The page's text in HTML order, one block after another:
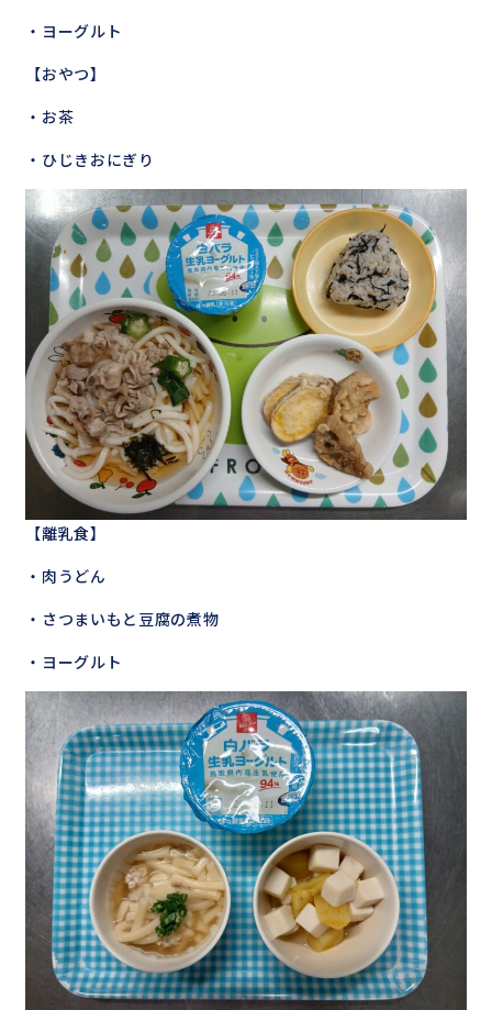
・ヨーグルト
【おやつ】
・お茶
・ひじきおにぎり
【離乳食】
・肉うどん
・さつまいもと豆腐の煮物
・ヨーグルト